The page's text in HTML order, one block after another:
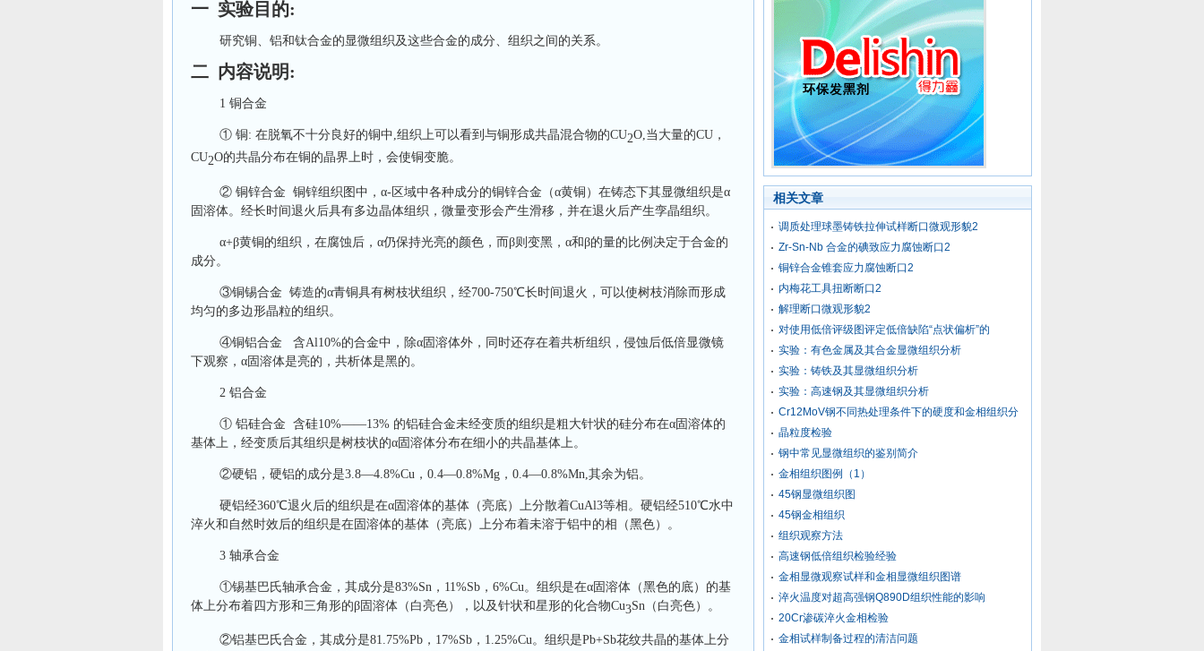
一 实验目的:
研究铜、铝和钛合金的显微组织及这些合金的成分、组织之间的关系。
二 内容说明:
1 铜合金
① 铜: 在脱氧不十分良好的铜中,组织上可以看到与铜形成共晶混合物的CU2O,当大量的CU，
CU2O的共晶分布在铜的晶界上时，会使铜变脆。
② 铜锌合金 铜锌组织图中，α-区域中各种成分的铜锌合金（α黄铜）在铸态下其显微组织是α
固溶体。经长时间退火后具有多边晶体组织，微量变形会产生滑移，并在退火后产生孪晶组织。
α+β黄铜的组织，在腐蚀后，α仍保持光亮的颜色，而β则变黑，α和β的量的比例决定于合金的
成分。
③铜锡合金 铸造的α青铜具有树枝状组织，经700-750℃长时间退火，可以使树枝消除而形成
均匀的多边形晶粒的组织。
④铜铝合金 含Al10%的合金中，除α固溶体外，同时还存在着共析组织，侵蚀后低倍显微镜
下观察，α固溶体是亮的，共析体是黑的。
2 铝合金
① 铝硅合金 含硅10%——13% 的铝硅合金未经变质的组织是粗大针状的硅分布在α固溶体的
基体上，经变质后其组织是树枝状的α固溶体分布在细小的共晶基体上。
②硬铝 ，硬铝的成分是3.8—4.8%Cu，0.4—0.8%Mg，0.4—0.8%Mn,其余为铝。
硬铝经360℃退火后的组织是在α固溶体的基体（亮底）上分散着CuAl3等相。硬铝经510℃水中
淬火和自然时效后的组织是在固溶体的基体（亮底）上分布着未溶于铝中的相（黑色）。
3 轴承合金
①锡基巴氏轴承合金，其成分是83%Sn，11%Sb，6%Cu。组织是在α固溶体（黑色的底）的基
体上分布着四方形和三角形的β固溶体（白亮色），以及针状和星形的化合物Cu3Sn（白亮色）。
②铝基巴氏合金，其成分是81.75%Pb，17%Sb，1.25%Cu。组织是Pb+Sb花纹共晶的基体上分
相关文章
调质处理球墨铸铁拉伸试样断口微观形貌2
Zr-Sn-Nb 合金的碘致应力腐蚀断口2
铜锌合金锥套应力腐蚀断口2
内梅花工具扭断断口2
解理断口微观形貌2
对使用低倍评级图评定低倍缺陷“点状偏析”的
实验：有色金属及其合金显微组织分析
实验：铸铁及其显微组织分析
实验：高速钢及其显微组织分析
Cr12MoV钢不同热处理条件下的硬度和金相组织分
晶粒度检验
钢中常见显微组织的鉴别简介
金相组织图例（1）
45钢显微组织图
45钢金相组织
组织观察方法
高速钢低倍组织检验经验
金相显微观察试样和金相显微组织图谱
淬火温度对超高强钢Q890D组织性能的影响
20Cr渗碳淬火金相检验
金相试样制备过程的清洁问题